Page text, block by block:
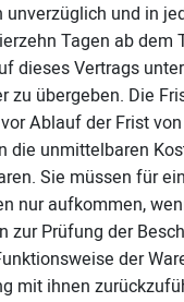
unverzüglich und in
Tagen ab dem
dieses Vertrags
zu übergeben. Die
Ablauf der Frist
die unmittelbaren
Sie müssen für
nur aufkommen,
zur Prüfung der
der
mit ihnen